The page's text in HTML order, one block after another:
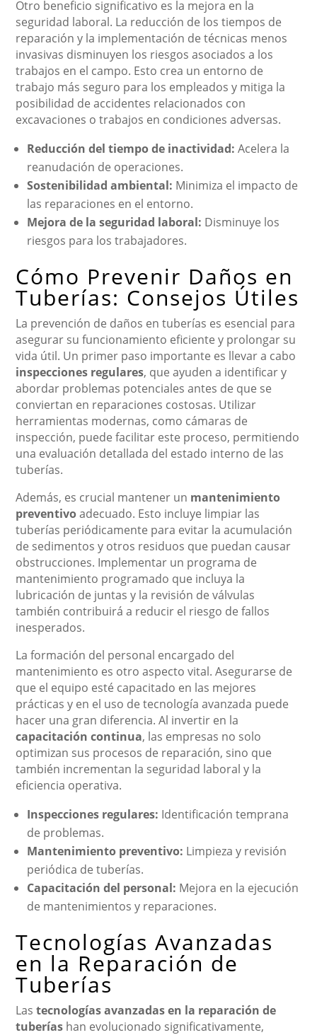
Otro beneficio significativo es la mejora en la
seguridad laboral. La reducción de los tiempos de
reparación y la implementación de técnicas menos
invasivas disminuyen los riesgos asociados a los
trabajos en el campo. Esto crea un entorno de
trabajo más seguro para los empleados y mitiga la
posibilidad de accidentes relacionados con
excavaciones o trabajos en condiciones adversas.
Reducción del tiempo de inactividad: Acelera la
reanudación de operaciones.
Sostenibilidad ambiental: Minimiza el impacto de
las reparaciones en el entorno.
Mejora de la seguridad laboral: Disminuye los
riesgos para los trabajadores.
Cómo Prevenir Daños en
Tuberías: Consejos Útiles
La prevención de daños en tuberías es esencial para
asegurar su funcionamiento eficiente y prolongar su
vida útil. Un primer paso importante es llevar a cabo
inspecciones regulares, que ayuden a identificar y
abordar problemas potenciales antes de que se
conviertan en reparaciones costosas. Utilizar
herramientas modernas, como cámaras de
inspección, puede facilitar este proceso, permitiendo
una evaluación detallada del estado interno de las
tuberías.
Además, es crucial mantener un mantenimiento
preventivoadecuado. Esto incluye limpiar las
tuberías periódicamente para evitar la acumulación
de sedimentos y otros residuos que puedan causar
obstrucciones. Implementar un programa de
mantenimiento programado que incluya la
lubricación de juntas y la revisión de válvulas
también contribuirá a reducir el riesgo de fallos
inesperados.
La formación del personal encargado del
mantenimiento es otro aspecto vital. Asegurarse de
que el equipo esté capacitado en las mejores
prácticas y en el uso de tecnología avanzada puede
hacer una gran diferencia. Al invertir en la
capacitación continua, las empresas no solo
optimizan sus procesos de reparación, sino que
también incrementan la seguridad laboral y la
eficiencia operativa.
Inspecciones regulares: Identificación temprana
de problemas.
Mantenimiento preventivo: Limpieza y revisión
periódica de tuberías.
Capacitación del personal: Mejora en la ejecución
de mantenimientos y reparaciones.
Tecnologías Avanzadas
en la Reparación de
Tuberías
Lastecnologías avanzadas en la reparación de
tuberías han evolucionado significativamente,